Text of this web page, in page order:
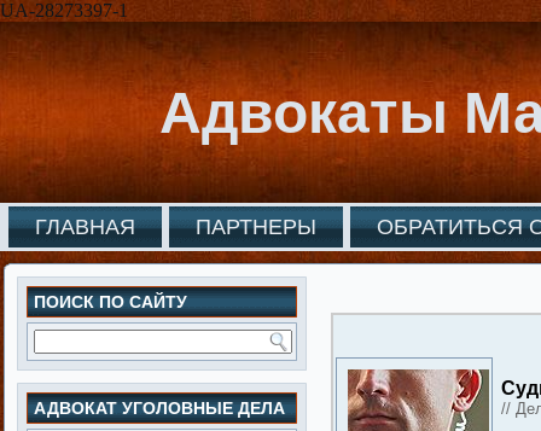
UA-28273397-1
Адвокаты
ГЛАВНАЯ ПАРТНЕРЫ ОБРАТИТЬСЯ
ПОИСК ПО САЙТУ
АДВОКАТ УГОЛОВНЫЕ ДЕЛА //